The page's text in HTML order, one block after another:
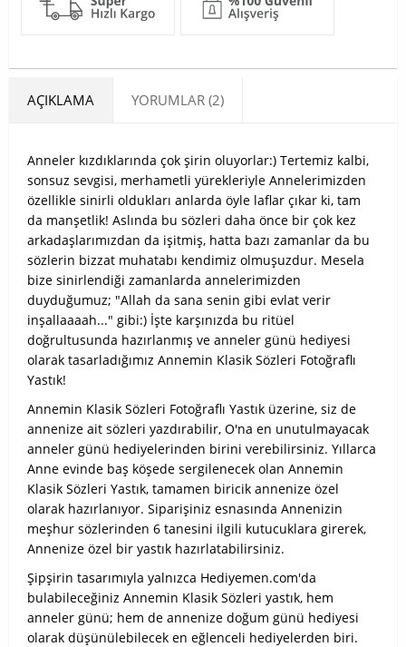
AÇIKLAMA YORUMLAR (2)
Anneler kızdıklarında çok şirin oluyorlar:) Tertemiz kalbi,
sonsuz sevgisi, merhametli yürekleriyle Annelerimizden
özellikle sinirli oldukları anlarda öyle laflar çıkar ki, tam
da manşetlik! Aslında bu sözleri daha önce bir çok kez
arkadaşlarımızdan da işitmiş, hatta bazı zamanlar da bu
sözlerin bizzat muhatabı kendimiz olmuşuzdur. Mesela
bize sinirlendiği zamanlarda annelerimizden
duyduğumuz; "Allah da sana senin gibi evlat verir
inşallaaaah..." gibi:) İşte karşınızda bu ritüel
doğrultusunda hazırlanmış ve anneler günü hediyesi
olarak tasarladığımız Annemin Klasik Sözleri Fotoğraflı
Yastık!
Annemin Klasik Sözleri Fotoğraflı Yastık üzerine, siz de
annenize ait sözleri yazdırabilir, O'na en unutulmayacak
anneler günü hediyelerinden birini verebilirsiniz. Yıllarca
Anne evinde baş köşede sergilenecek olan Annemin
Klasik Sözleri Yastık, tamamen biricik annenize özel
olarak hazırlanıyor. Siparişiniz esnasında Annenizin
meşhur sözlerinden 6 tanesini ilgili kutucuklara girerek,
Annenize özel bir yastık hazırlatabilirsiniz.
Şipşirin tasarımıyla yalnızca Hediyemen.com'da
bulabileceğiniz Annemin Klasik Sözleri yastık, hem
anneler günü; hem de annenize doğum günü hediyesi
olarak düşünülebilecek en eğlenceli hediyelerden biri.